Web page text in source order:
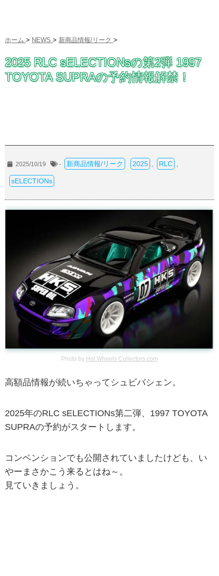
ホーム > NEWS > 新商品情報/リーク >
2025 RLC sELECTIONsの第2弾 1997
TOYOTA SUPRAの予約情報解禁！
2025/10/19 - 新商品情報/リーク 2025 RLC
sELECTIONs
Photo by Hot Wheels Collectors.com
高額品情報が続いちゃってシュビバシェン。
2025年のRLC sELECTIONs第二弾、1997 TOYOTA
SUPRAの予約がスタートします。
コンベンションでも公開されていましたけども、い
やーまさかこう来るとはね～。
見ていきましょう。